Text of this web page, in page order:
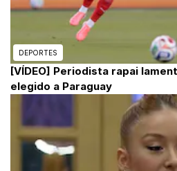
DEPORTES
[VÍDEO] Periodista rapai
elegido a Paraguay